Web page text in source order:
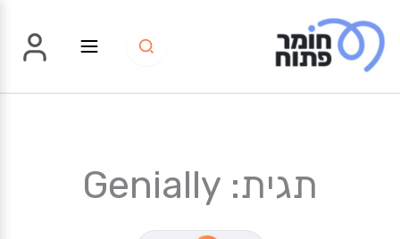
לתוכן
תגית: Genially